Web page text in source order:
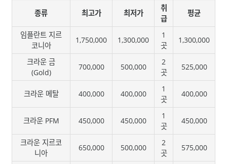
종류 최고가 최저가
취
급
평균
임플란트 지르
코니아
1,750,000 1,300,000
1
곳
1,300,000
크라운 금
(Gold)
700,000 500,000
2
곳
525,000
크라운 메탈 400,000 400,000
1
곳
400,000
크라운 PFM 450,000 450,000
1
곳
450,000
크라운 지르코
니아
650,000 500,000
2
곳
575,000